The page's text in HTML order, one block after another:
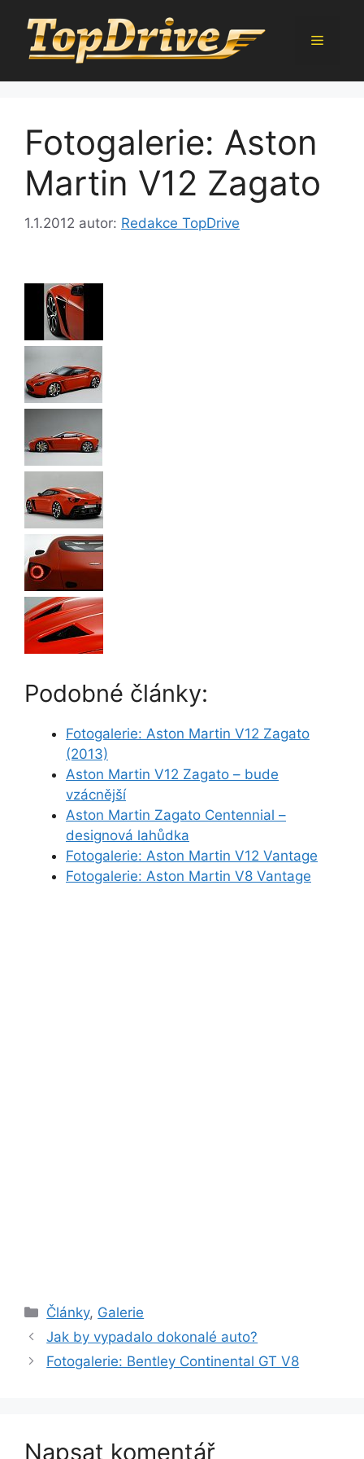
obsah
Menu
Fotogalerie: Aston
Martin V12 Zagato
1.1.2012 autor: Redakce TopDrive
Podobné články:
Fotogalerie: Aston Martin V12 Zagato
(2013)
Aston Martin V12 Zagato – bude
vzácnější
Aston Martin Zagato Centennial –
designová lahůdka
Fotogalerie: Aston Martin V12 Vantage
Fotogalerie: Aston Martin V8 Vantage
Rubriky
Články, Galerie
Jak by vypadalo dokonalé auto?
Fotogalerie: Bentley Continental GT V8
Napsat komentář